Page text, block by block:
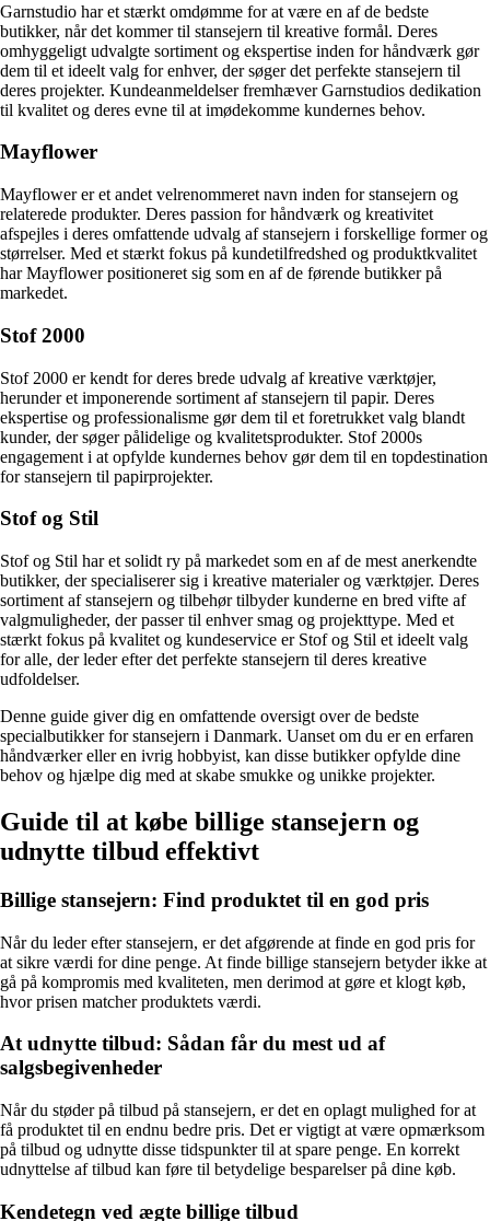
Garnstudio har et stærkt omdømme for at være en af de bedste
butikker, når det kommer til stansejern til kreative formål. Deres
omhyggeligt udvalgte sortiment og ekspertise inden for håndværk gør
dem til et ideelt valg for enhver, der søger det perfekte stansejern til
deres projekter. Kundeanmeldelser fremhæver Garnstudios dedikation
til kvalitet og deres evne til at imødekomme kundernes behov.
Mayflower
Mayflower er et andet velrenommeret navn inden for stansejern og
relaterede produkter. Deres passion for håndværk og kreativitet
afspejles i deres omfattende udvalg af stansejern i forskellige former og
størrelser. Med et stærkt fokus på kundetilfredshed og produktkvalitet
har Mayflower positioneret sig som en af de førende butikker på
markedet.
Stof 2000
Stof 2000 er kendt for deres brede udvalg af kreative værktøjer,
herunder et imponerende sortiment af stansejern til papir. Deres
ekspertise og professionalisme gør dem til et foretrukket valg blandt
kunder, der søger pålidelige og kvalitetsprodukter. Stof 2000s
engagement i at opfylde kundernes behov gør dem til en topdestination
for stansejern til papirprojekter.
Stof og Stil
Stof og Stil har et solidt ry på markedet som en af de mest anerkendte
butikker, der specialiserer sig i kreative materialer og værktøjer. Deres
sortiment af stansejern og tilbehør tilbyder kunderne en bred vifte af
valgmuligheder, der passer til enhver smag og projekttype. Med et
stærkt fokus på kvalitet og kundeservice er Stof og Stil et ideelt valg
for alle, der leder efter det perfekte stansejern til deres kreative
udfoldelser.
Denne guide giver dig en omfattende oversigt over de bedste
specialbutikker for stansejern i Danmark. Uanset om du er en erfaren
håndværker eller en ivrig hobbyist, kan disse butikker opfylde dine
behov og hjælpe dig med at skabe smukke og unikke projekter.
Guide til at købe billige stansejern og
udnytte tilbud effektivt
Billige stansejern: Find produktet til en god pris
Når du leder efter stansejern, er det afgørende at finde en god pris for
at sikre værdi for dine penge. At finde billige stansejern betyder ikke at
gå på kompromis med kvaliteten, men derimod at gøre et klogt køb,
hvor prisen matcher produktets værdi.
At udnytte tilbud: Sådan får du mest ud af
salgsbegivenheder
Når du støder på tilbud på stansejern, er det en oplagt mulighed for at
få produktet til en endnu bedre pris. Det er vigtigt at være opmærksom
på tilbud og udnytte disse tidspunkter til at spare penge. En korrekt
udnyttelse af tilbud kan føre til betydelige besparelser på dine køb.
Kendetegn ved ægte billige tilbud